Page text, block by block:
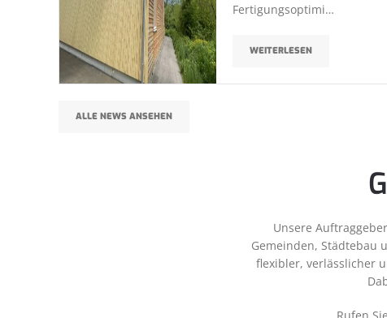
Fertigungsoptimi…
WEITERLESEN
ALLE NEWS ANSEHEN
Unsere
Gemeinden, Städtebau
flexibler, verlässlicher